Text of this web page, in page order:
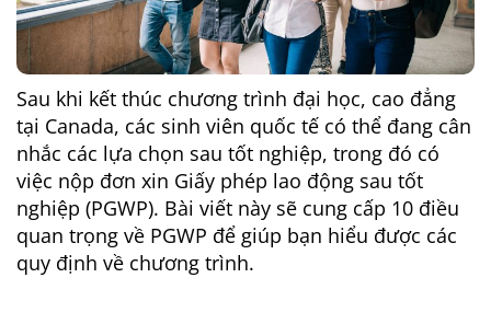
Sau khi kết thúc chương trình đại học, cao đẳng
tại Canada, các sinh viên quốc tế có thể đang cân
nhắc các lựa chọn sau tốt nghiệp, trong đó có
việc nộp đơn xin Giấy phép lao động sau tốt
nghiệp (PGWP). Bài viết này sẽ cung cấp 10 điều
quan trọng về PGWP để giúp bạn hiểu được các
quy định về chương trình.